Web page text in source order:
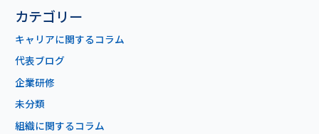
カテゴリー
キャリアに関するコラム
代表ブログ
企業研修
未分類
組織に関するコラム